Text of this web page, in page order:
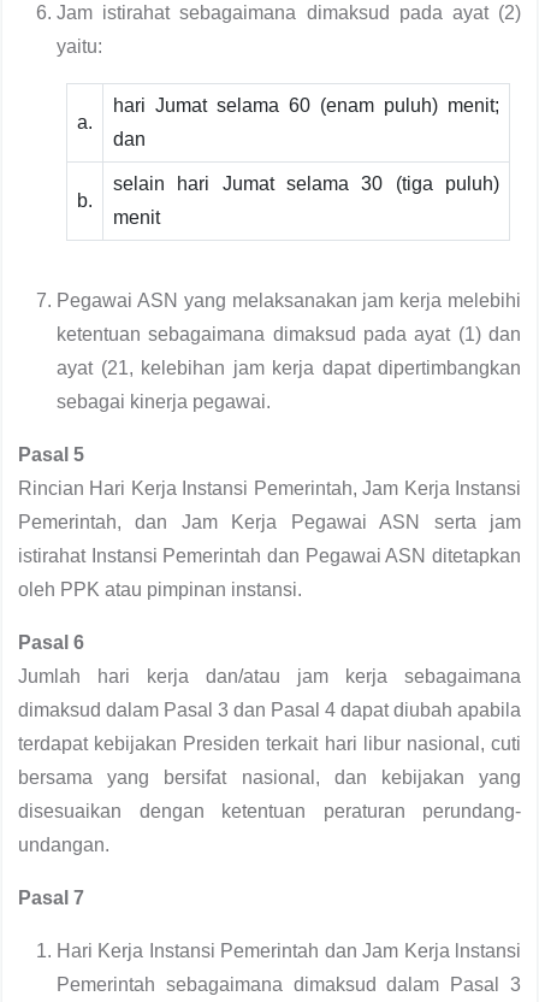
Jam istirahat sebagaimana dimaksud pada ayat (2)
yaitu:
a.
hari Jumat selama 60 (enam puluh) menit;
dan
b.
selain hari Jumat selama 30 (tiga puluh)
menit
Pegawai ASN yang melaksanakan jam kerja melebihi
ketentuan sebagaimana dimaksud pada ayat (1) dan
ayat (21, kelebihan jam kerja dapat dipertimbangkan
sebagai kinerja pegawai.
Pasal 5
Rincian Hari Kerja Instansi Pemerintah, Jam Kerja Instansi
Pemerintah, dan Jam Kerja Pegawai ASN serta jam
istirahat Instansi Pemerintah dan Pegawai ASN ditetapkan
oleh PPK atau pimpinan instansi.
Pasal 6
Jumlah hari kerja dan/atau jam kerja sebagaimana
dimaksud dalam Pasal 3 dan Pasal 4 dapat diubah apabila
terdapat kebijakan Presiden terkait hari libur nasional, cuti
bersama yang bersifat nasional, dan kebijakan yang
disesuaikan dengan ketentuan peraturan perundang-
undangan.
Pasal 7
Hari Kerja Instansi Pemerintah dan Jam Kerja lnstansi
Pemerintah sebagaimana dimaksud dalam Pasal 3